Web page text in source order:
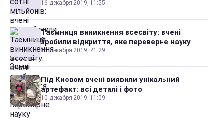
16 декабря 2019, 11:55
Таємниця виникнення всесвіту: вчені
зробили відкриття, яке переверне науку
15 декабря 2019, 21:29
Під Києвом вчені виявили унікальний
артефакт: всі деталі і фото
10 декабря 2019, 11:09